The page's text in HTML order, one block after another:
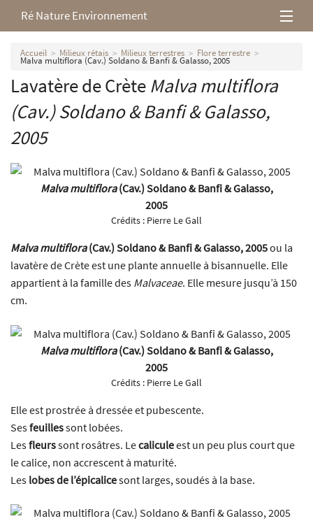
Ré Nature Environnement
L’association
Milieux rétais
Nos parutions
Accueil Milieux rétais Milieux terrestres Flore terrestre
Malva multiflora (Cav.) Soldano & Banfi & Galasso, 2005
Lavatère de Crète Malva multiflora
(Cav.) Soldano & Banfi & Galasso,
2005
Malva multiflora(Cav.) Soldano & Banfi & Galasso,
2005
Crédits : Pierre Le Gall
Malva multiflora(Cav.) Soldano & Banfi & Galasso, 2005ou la
lavatère de Crète est une plante annuelle à bisannuelle. Elle
appartient à la famille des Malvaceae. Elle mesure jusqu’à 150
cm.
Malva multiflora(Cav.) Soldano & Banfi & Galasso,
2005
Crédits : Pierre Le Gall
Elle est prostrée à dressée et pubescente.
Sesfeuillessont lobées.
Lesfleurssont rosâtres. Lecaliculeest un peu plus court que
le calice, non accrescent à maturité.
Les lobes de l’épicalicesont larges, soudés à la base.